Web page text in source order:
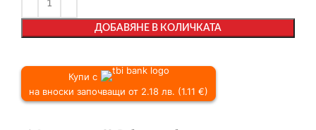
ДОБАВЯНЕ В КОЛИЧКАТА
Купи с
на вноски започващи от 2.18 лв. (1.11 €)